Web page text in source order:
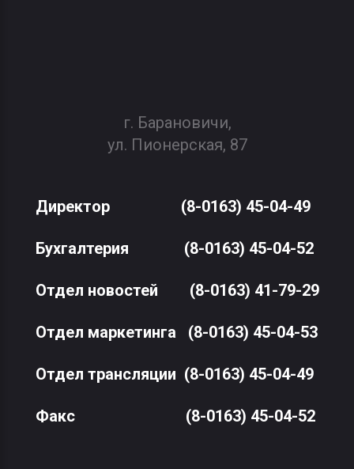
г. Барановичи,
ул. Пионерская, 87
Директор (8-0163) 45-04-49
Бухгалтерия (8-0163) 45-04-52
Отдел новостей (8-0163) 41-79-29
Отдел маркетинга (8-0163) 45-04-53
Отдел трансляции (8-0163) 45-04-49
Факс(8-0163) 45-04-52